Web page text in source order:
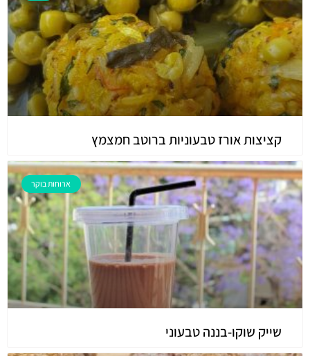
קציצות אורז טבעוניות ברוטב חמצמץ
ארוחות בוקר
שייק שוקו-בננה טבעוני